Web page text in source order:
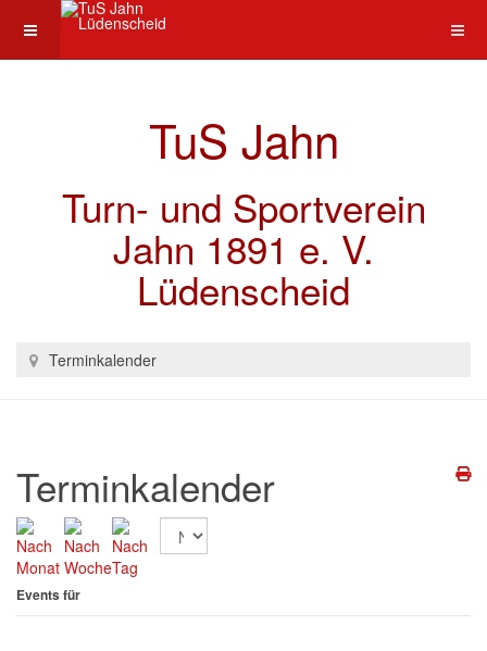
TuS Jahn
Turn- und Sportverein
Jahn 1891 e. V.
Lüdenscheid
Terminkalender
Terminkalender
Events für